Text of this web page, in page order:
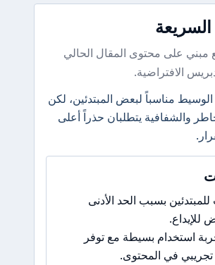
على محتوى المقال الحالي
الافتراضية.
مناسباً لبعض المبتدئين، لكن
والشفافية يتطلبان حذراً أعلى
بسبب الحد الأدنى
للإيداع.
استخدام بسيطة مع توفر
في المحتوى.